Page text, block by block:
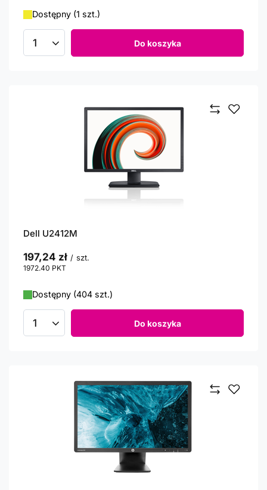
Dostępny (1 szt.)
Ilość produktów Do koszyka
Dell U2412M
197,24 zł / szt.
1972.40 PKT
Dostępny (404 szt.)
Ilość produktów Do koszyka